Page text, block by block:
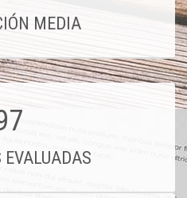
MEDIA
EVALUADAS